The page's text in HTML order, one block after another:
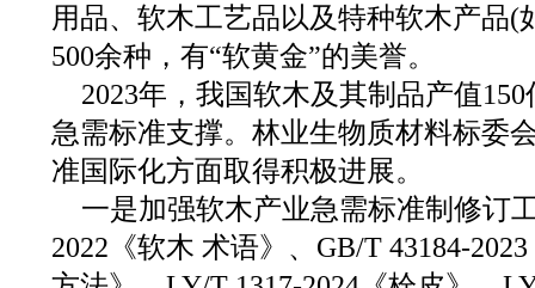
用品、软木工艺品以及特种软木产品(
500余种，有“软黄金”的美誉。
2023年，我国软木及其制品产值
急需标准支撑。林业生物质材料标委
准国际化方面取得积极进展。
一是加强软木产业急需标准制修订
2022《软木 术语》、GB/T 43184-